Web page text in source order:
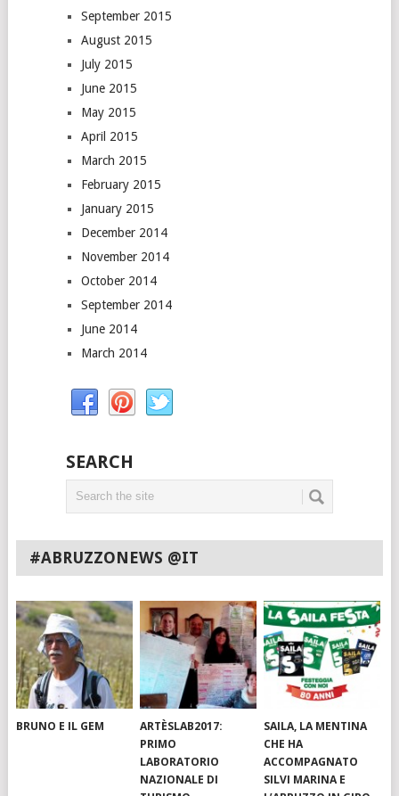
September 2015
August 2015
July 2015
June 2015
May 2015
April 2015
March 2015
February 2015
January 2015
December 2014
November 2014
October 2014
September 2014
June 2014
March 2014
SEARCH
#ABRUZZONEWS @IT
BRUNO E IL GEM
ARTÈSLAB2017:
PRIMO
LABORATORIO
NAZIONALE DI
SAILA, LA MENTINA
CHE HA
ACCOMPAGNATO
SILVI MARINA E